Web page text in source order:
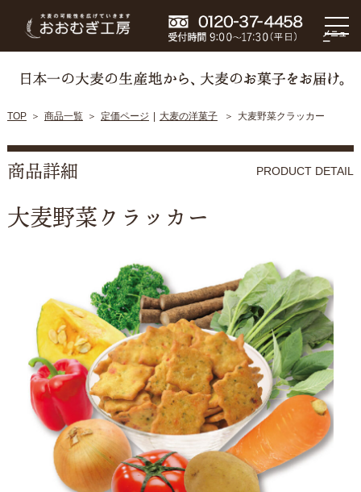
メニュ
ー
TOP 商品一覧 定価ページ 大麦の洋菓子 大麦野菜クラッカー
商品詳細 PRODUCT DETAIL
大麦野菜クラッカー